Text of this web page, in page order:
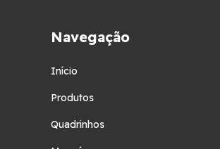
Navegação
Início
Produtos
Quadrinhos